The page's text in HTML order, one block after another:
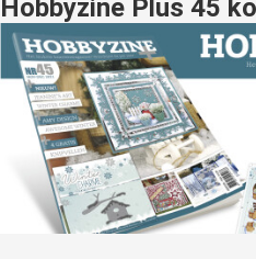
Hobbyzine Plus 45
over
van
op
gebruikt
te